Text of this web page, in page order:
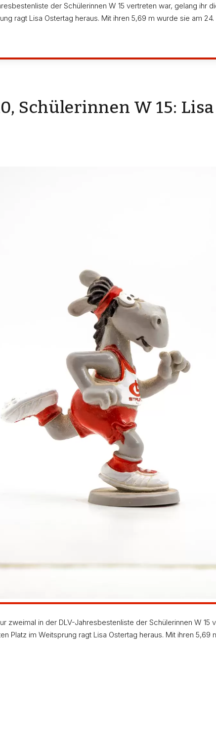
der Schülerinnen W 15 vertreten war, gelang ihr
ragt Lisa Ostertag heraus. Mit ihren 5,69 m wurde sie am 24.
Schülerinnen W 15:
zweimal in der DLV-Jahresbestenliste der Schülerinnen W 15
Platz im Weitsprung ragt Lisa Ostertag heraus. Mit ihren 5,69
29 behaupten. Zudem landete sie im
Staufen (Prosch, Ostertag, Dammenmiller,
es der Siebenkampf-Mannschaft (Prosch 3490 P.,